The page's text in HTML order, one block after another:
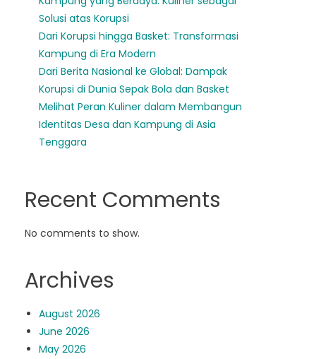
Solusi atas Korupsi
Dari Korupsi hingga Basket: Transformasi
Kampung di Era Modern
Dari Berita Nasional ke Global: Dampak
Korupsi di Dunia Sepak Bola dan Basket
Melihat Peran Kuliner dalam Membangun
Identitas Desa dan Kampung di Asia
Tenggara
Recent Comments
No comments to show.
Archives
August 2026
June 2026
May 2026